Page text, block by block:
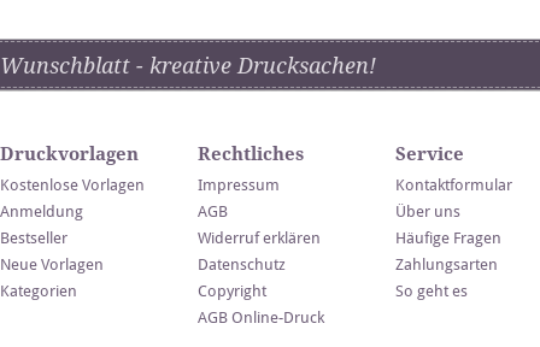
Wunschblatt - kreative Drucksachen!
Druckvorlagen
Kostenlose Vorlagen
Anmeldung
Bestseller
Neue Vorlagen
Kategorien
Rechtliches
Impressum
AGB
Widerruf erklären
Datenschutz
Copyright
AGB Online-Druck
Service
Kontaktformular
Über uns
Häufige Fragen
Zahlungsarten
So geht es